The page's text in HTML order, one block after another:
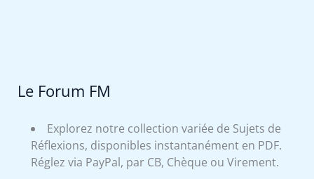
Le Forum FM
Explorez notre collection variée de Sujets de
Réflexions, disponibles instantanément en PDF.
Réglez via PayPal, par CB, Chèque ou Virement.